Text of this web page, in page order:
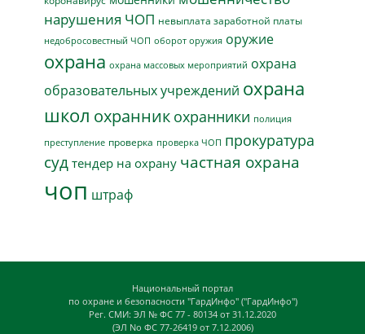
нарушения ЧОП невыплата заработной платы
недобросовестный ЧОП оборот оружия оружие
охрана охрана массовых мероприятий охрана
образовательных учреждений охрана
школ охранник охранники полиция
преступление проверка проверка ЧОП прокуратура
суд тендер на охрану частная охрана
чоп штраф
Национальный портал
по охране и безопасности "ГардИнфо" ("ГардИнфо")
Рег. СМИ: ЭЛ № ФС 77 - 80134 от 31.12.2020
(ЭЛ No ФС 77-26419 от 7.12.2006)